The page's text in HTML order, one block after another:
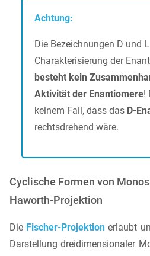
Achtung:
Die Bezeichnungen D und
Charakterisierung der
besteht kein
Aktivität der Enantiomere!
keinem Fall, dass das D-
rechtsdrehend wäre.
Cyclische Formen von
Haworth-Projektion
Die Fischer-Projektion erlaubt
Darstellung dreidimensionaler